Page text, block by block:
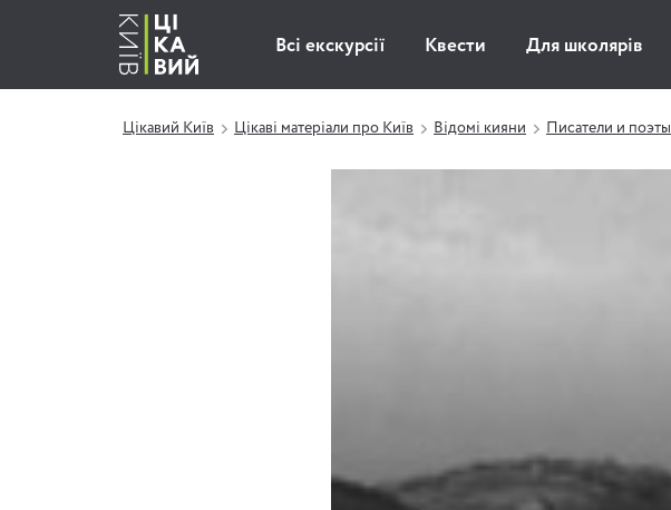
Всі екскурсії Квести Для школярів
Цікавий Київ Цікаві матеріали про Київ Відомі кияни Писатели и поэты